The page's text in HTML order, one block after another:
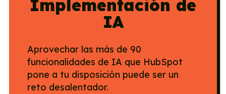
Implementación de
IA
Aprovechar las más de 90
funcionalidades de IA que HubSpot
pone a tu disposición puede ser un
reto desalentador.